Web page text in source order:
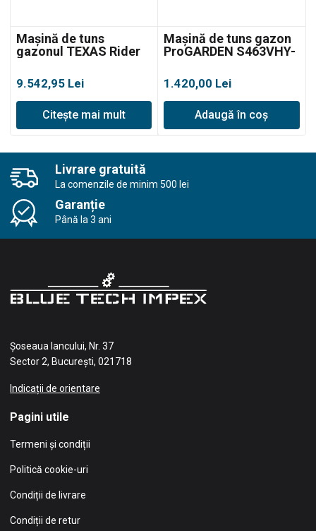
Mașină de tuns
gazonul TEXAS Rider
pentru tuns gazonul cu
colector
9.542,95 Lei
Citește mai mult
Mașină de tuns gazon
ProGARDEN S463VHY-
1.420,00 Lei
Adaugă în coș
Livrare gratuită
La comenzile de minim 500 lei
Garanție
Până la 3 ani
Șoseaua Iancului, Nr. 37
Sector 2, București, 021718
Indicații de orientare
Pagini utile
Termeni și condiții
Politică cookie-uri
Condiții de livrare
Condiții de retur